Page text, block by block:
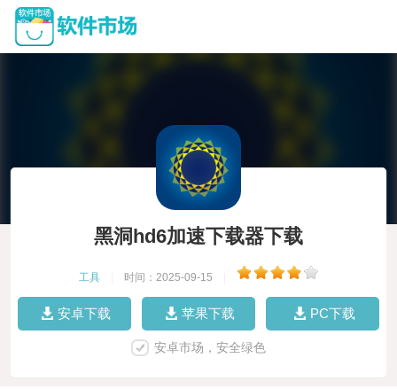
黑洞hd6加速下载器下载
工具 时间：2025-09-15
安卓下载 苹果下载 PC下载
安卓市场，安全绿色